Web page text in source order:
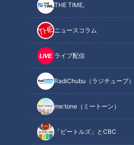
THE TIME,
ニュースコラム
ライブ配信
RadiChubu（ラジチューブ）
me:tone（ミートーン）
「ビートルズ」とCBC
腹痛に潜む危険な病気
専門